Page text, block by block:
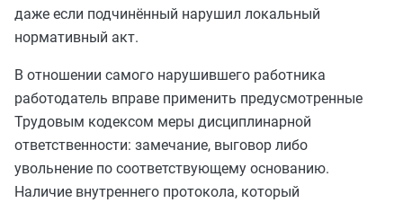
даже если подчинённый нарушил локальный
нормативный акт.
В отношении самого нарушившего работника
работодатель вправе применить предусмотренные
Трудовым кодексом меры дисциплинарной
ответственности: замечание, выговор либо
увольнение по соответствующему основанию.
Наличие внутреннего протокола, который